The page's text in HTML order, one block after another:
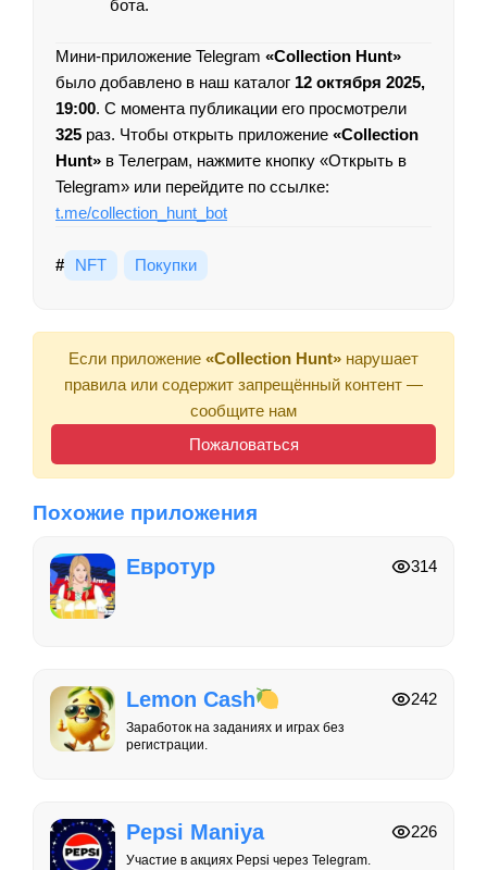
бота.
Мини-приложение Telegram «Collection Hunt»
было добавлено в наш каталог 12 октября 2025,
19:00. С момента публикации его просмотрели
325 раз. Чтобы открыть приложение «Collection
Hunt» в Телеграм, нажмите кнопку «Открыть в
Telegram» или перейдите по ссылке:
t.me/collection_hunt_bot
# NFT Покупки
Если приложение «Collection Hunt» нарушает
правила или содержит запрещённый контент —
сообщите нам
Пожаловаться
Похожие приложения
Евротур 314
Lemon Cash
Заработок на заданиях и играх без
регистрации.
242
Pepsi Maniya
Участие в акциях Pepsi через Telegram.
226